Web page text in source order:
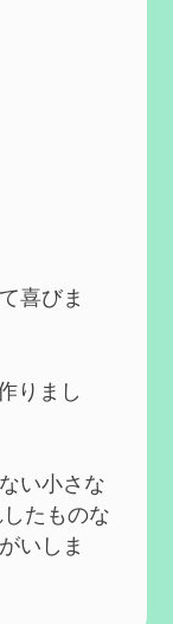
凸比較
玉の谷
を作成
喜びま
りまし
い小さな
たものな
いしま